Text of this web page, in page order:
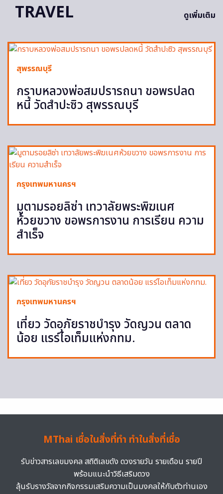
TRAVEL
ดูเพิ่มเติม
สุพรรณบุรี
กราบหลวงพ่อสมปรารถนา ขอพรปลด
หนี้ วัดสำปะซิว สุพรรณบุรี
กรุงเทพมหานครฯ
มูตามรอยลิซ่า เทวาลัยพระพิฆเนศ
ห้วยขวาง ขอพรการงาน การเรียน ความ
สำเร็จ
กรุงเทพมหานครฯ
เที่ยว วัดอุภัยราชบำรุง วัดญวน ตลาด
น้อย แรร์ไอเท็มแห่งกทม.
MThai เชื่อในสิ่งที่ทำ ทำในสิ่งที่เชื่อ
รับข่าวสารเลขมงคล สถิติเลขดัง ดวงรายวัน รายเดือน รายปี
พร้อมแนะนำวิธีเสริมดวง
ลุ้นรับรางวัลจากกิจกรรมเสริมความเป็นมงคลให้กับตัวท่านเอง